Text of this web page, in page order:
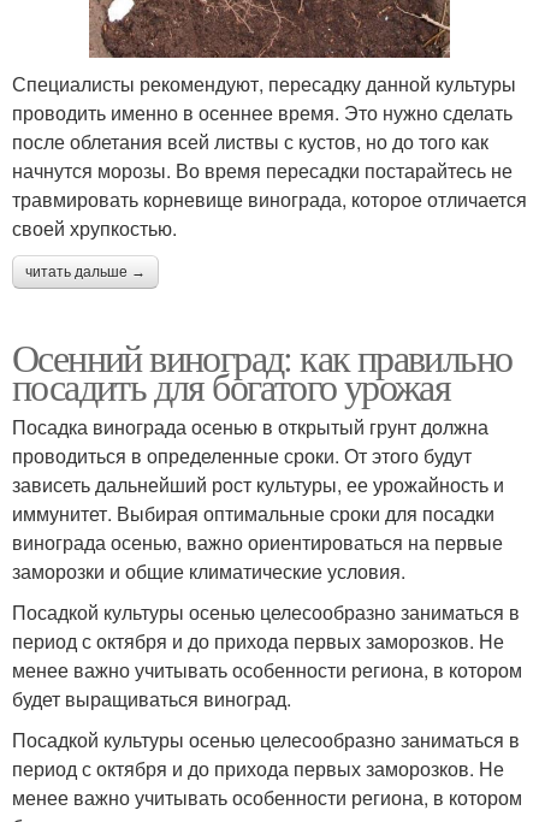
Специалисты рекомендуют, пересадку данной культуры
проводить именно в осеннее время. Это нужно сделать
после облетания всей листвы с кустов, но до того как
начнутся морозы. Во время пересадки постарайтесь не
травмировать корневище винограда, которое отличается
своей хрупкостью.
читать дальше →
Осенний виноград: как правильно
посадить для богатого урожая
Посадка винограда осенью в открытый грунт должна
проводиться в определенные сроки. От этого будут
зависеть дальнейший рост культуры, ее урожайность и
иммунитет. Выбирая оптимальные сроки для посадки
винограда осенью, важно ориентироваться на первые
заморозки и общие климатические условия.
Посадкой культуры осенью целесообразно заниматься в
период с октября и до прихода первых заморозков. Не
менее важно учитывать особенности региона, в котором
будет выращиваться виноград.
Посадкой культуры осенью целесообразно заниматься в
период с октября и до прихода первых заморозков. Не
менее важно учитывать особенности региона, в котором